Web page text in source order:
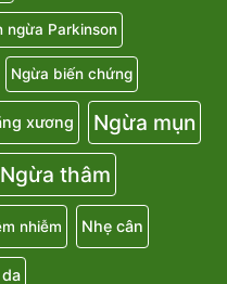
ngừa Parkinson
Ngừa biến chứng
xương Ngừa mụn
Ngừa thâm
nhiễm Nhẹ cân